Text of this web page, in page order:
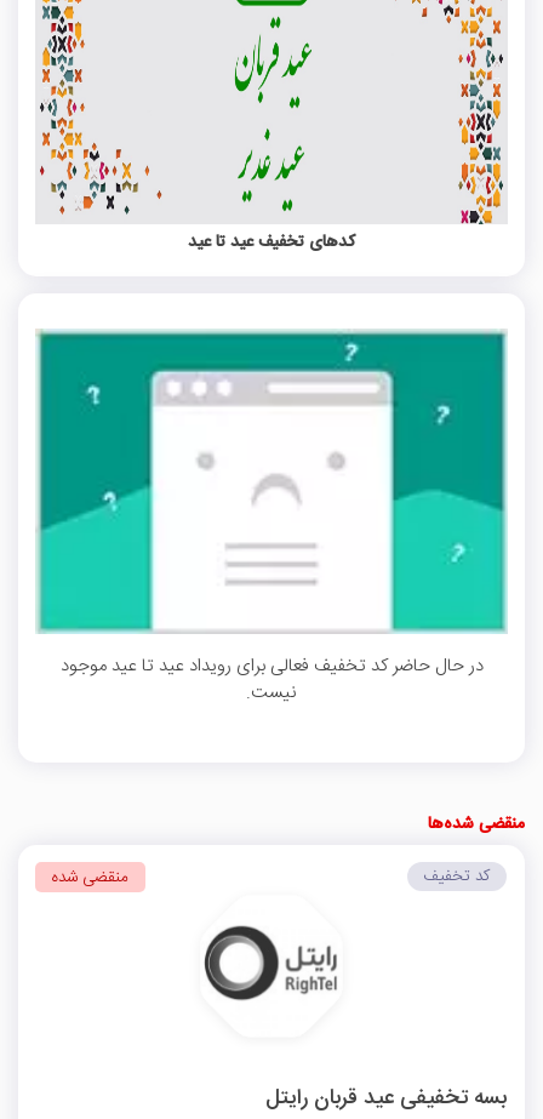
کدهای تخفیف عید تا عید
در حال حاضر کد تخفیف فعالی برای رویداد عید تا عید موجود
نیست.
منقضی شده‌ها
بسه تخفیفی عید قربان رایتل
کد تخفیف منقضی شده